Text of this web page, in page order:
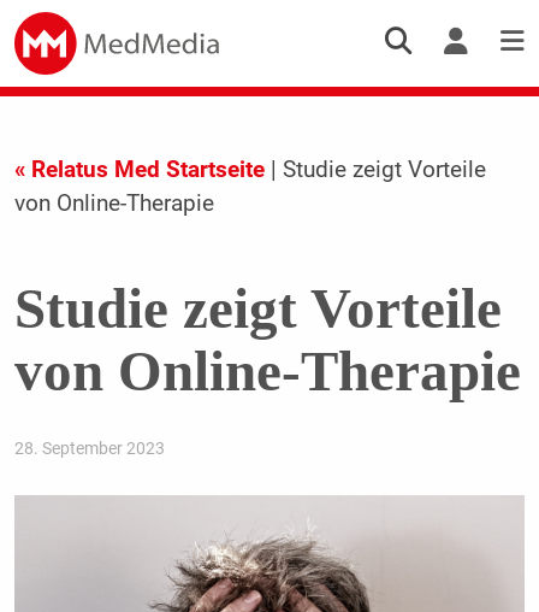
« Relatus Med Startseite| Studie zeigt Vorteile
von Online-Therapie
Studie zeigt Vorteile
von Online-Therapie
28. September 2023